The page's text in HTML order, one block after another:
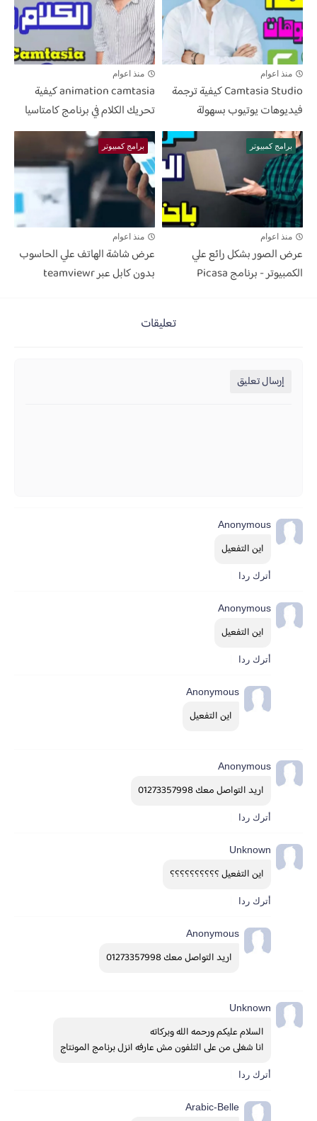
منذ اعوام
Camtasia Studio كيفية ترجمة
فيديوهات يوتيوب بسهولة
منذ اعوام
animation camtasia كيفية
تحريك الكلام في برنامج كامتاسيا
برامج كمبيوتر
منذ اعوام
عرض الصور بشكل رائع علي
الكمبيوتر - برنامج Picasa
برامج كمبيوتر
منذ اعوام
عرض شاشة الهاتف علي الحاسوب
بدون كابل عبر teamviewr
تعليقات
إرسال تعليق
Anonymous
اين التفعيل
أترك ردا
Anonymous
اين التفعيل
أترك ردا
Anonymous
اين التفعيل
Anonymous
اريد التواصل معك 01273357998
أترك ردا
Unknown
اين التفعيل ؟؟؟؟؟؟؟؟؟؟
أترك ردا
Anonymous
اريد التواصل معك 01273357998
Unknown
السلام عليكم ورحمه الله وبركاته
انا شغلى من على التلفون مش عارفه انزل برنامج المونتاج
أترك ردا
Arabic-Belle